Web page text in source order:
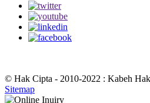
© Hak Cipta - 2010-2022 : Kabeh
Sitemap